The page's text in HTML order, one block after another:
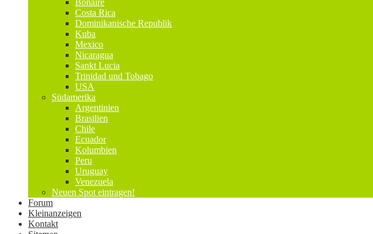
Bonaire
Costa Rica
Dominikanische Republik
Kuba
Mexico
Nicaragua
Sankt Lucia
Trinidad und Tobago
USA
Südamerika
Argentinien
Brasilien
Chile
Ecuador
Kolumbien
Peru
Uruguay
Venezuela
Neuen Spot eintragen!
Forum
Kleinanzeigen
Kontakt